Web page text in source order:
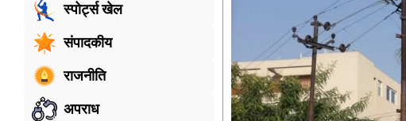
स्पोर्ट्स खेल
संपादकीय
राजनीति
अपराध